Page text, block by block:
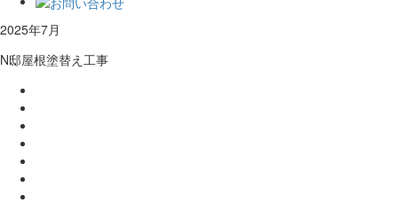
2025年7月
N邸屋根塗替え工事